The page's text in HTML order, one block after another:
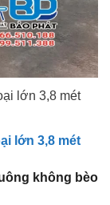
lớn 3,8 mét
lớn 3,8 mét
không bèo